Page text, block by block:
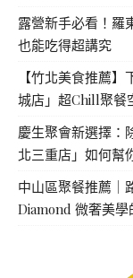
露營新手必看！羅
也能吃得超講究
【竹北美食推薦
城店」超Chill聚餐
慶生聚會新選擇：
北三重店」如何幫
中山區聚餐推薦｜
Diamond 微奢美